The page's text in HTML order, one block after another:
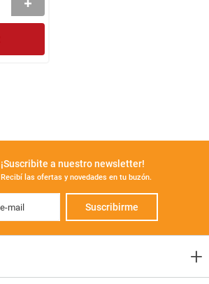
¡Suscribite a nuestro newsletter!
Recibí las ofertas y novedades en tu buzón.
Suscribirme
+